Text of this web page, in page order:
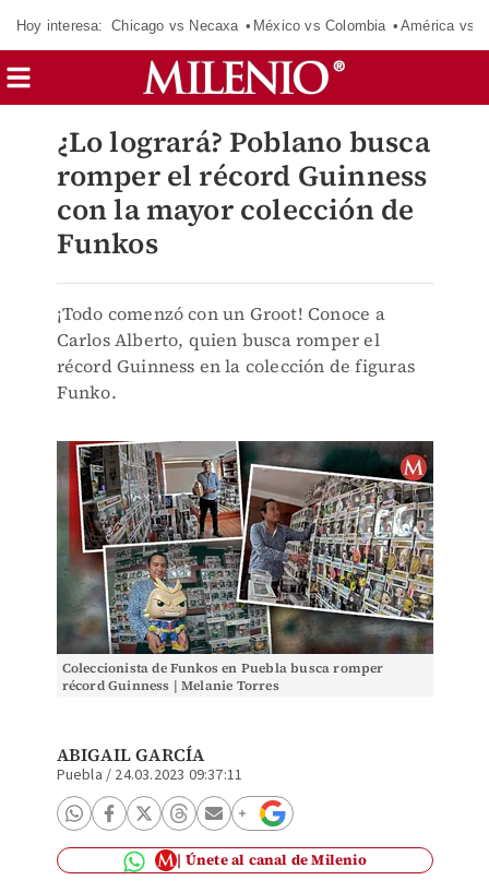
Hoy interesa: Chicago vs Necaxa México vs Colombia América vs
¿Lo logrará? Poblano busca
romper el récord Guinness
con la mayor colección de
Funkos
¡Todo comenzó con un Groot! Conoce a
Carlos Alberto, quien busca romper el
récord Guinness en la colección de figuras
Funko.
Coleccionista de Funkos en Puebla busca romper
récord Guinness | Melanie Torres
ABIGAIL GARCÍA
Puebla / 24.03.2023 09:37:11
Únete al canal de Milenio